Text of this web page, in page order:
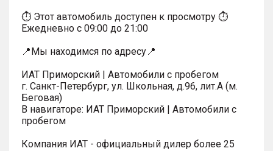
⏱ Этот автомобиль доступен к просмотру ⏱
Ежедневно с 09:00 до 21:00
📍Мы находимся по адресу📍
ИАТ Приморский | Автомобили с пробегом
г. Санкт-Петербург, ул. Школьная, д.96, лит.А (м.
Беговая)
В навигаторе: ИАТ Приморский | Автомобили с
пробегом
Компания ИАТ - официальный дилер более 25